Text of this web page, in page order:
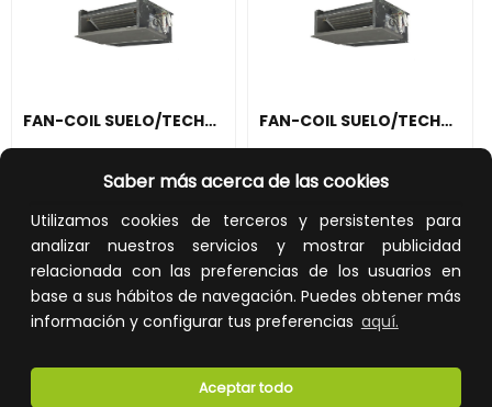
Saber más acerca de las cookies
Utilizamos cookies de terceros y persistentes para
analizar nuestros servicios y mostrar publicidad
relacionada con las preferencias de los usuarios en
base a sus hábitos de navegación. Puedes obtener más
información y configurar tus preferencias aquí.
Aceptar todo
FAN-COIL SUELO/TECHO SIN ENVOLVENTE FWM15DTN
Impuestos no incluidos.
AÑADIR A LA CESTA
Añade al carrito y sigue el proceso
de compra para ver la
FAN-COIL SUELO/TECHO SIN ENVOLVENTE FWM35DTN
Impuestos no incluidos.
AÑADIR A LA CESTA
Añade al carrito y sigue el proceso
de compra para ver la